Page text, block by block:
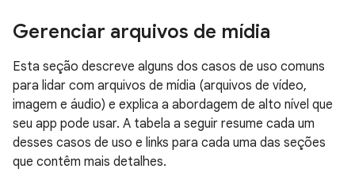
Gerenciar arquivos de mídia
Esta seção descreve alguns dos casos de uso comuns
para lidar com arquivos de mídia (arquivos de vídeo,
imagem e áudio) e explica a abordagem de alto nível que
seu app pode usar. A tabela a seguir resume cada um
desses casos de uso e links para cada uma das seções
que contêm mais detalhes.